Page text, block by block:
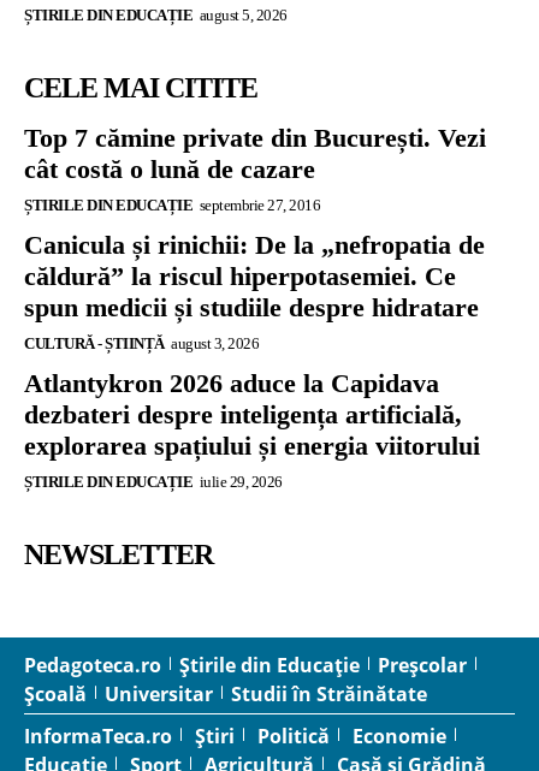
ȘTIRILE DIN EDUCAȚIE august 5, 2026
CELE MAI CITITE
Top 7 cămine private din București. Vezi
cât costă o lună de cazare
ȘTIRILE DIN EDUCAȚIE septembrie 27, 2016
Canicula și rinichii: De la „nefropatia de
căldură” la riscul hiperpotasemiei. Ce
spun medicii și studiile despre hidratare
CULTURĂ - ȘTIINȚĂ august 3, 2026
Atlantykron 2026 aduce la Capidava
dezbateri despre inteligența artificială,
explorarea spațiului și energia viitorului
ȘTIRILE DIN EDUCAȚIE iulie 29, 2026
NEWSLETTER
Pedagoteca.ro Știrile din Educație
Preșcolar
Școală
Universitar
Studii în Străinătate
InformaTeca.ro
Știri Politică
Economie
Educație
Sport Agricultură Casă și Grădină